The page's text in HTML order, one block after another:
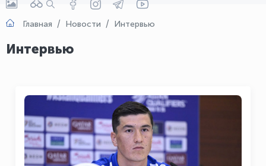
Главная Новости Интервью
Интервью